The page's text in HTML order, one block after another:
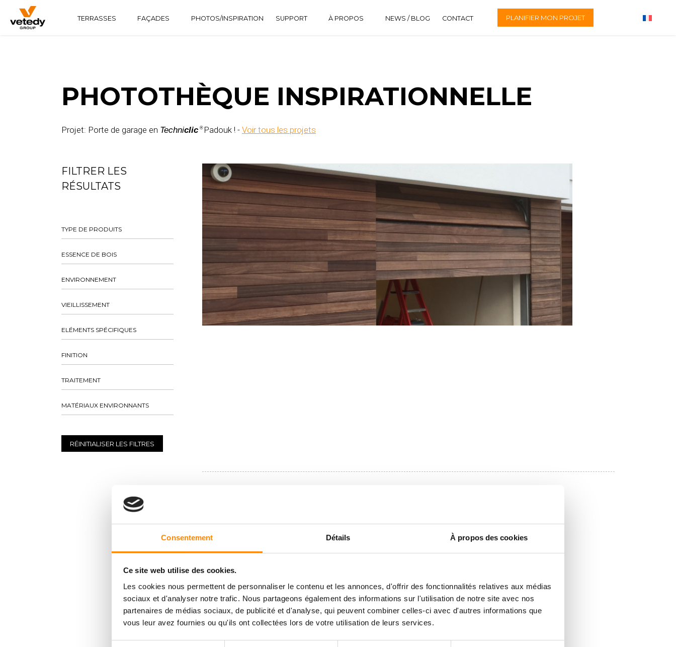
Consentement Détails À propos des cookies
Ce site web utilise des cookies.
Les cookies nous permettent de personnaliser le contenu et les annonces, d'offrir des fonctionnalités relatives aux médias
sociaux et d'analyser notre trafic. Nous partageons également des informations sur l'utilisation de notre site avec nos
partenaires de médias sociaux, de publicité et d'analyse, qui peuvent combiner celles-ci avec d'autres informations que
vous leur avez fournies ou qu'ils ont collectées lors de votre utilisation de leurs services.
TERRASSES
FAÇADES
PHOTOS/INSPIRATION
SUPPORT
À PROPOS
NEWS / BLOG CONTACT PLANIFIER MON PROJET
PHOTOTHÈQUE INSPIRATIONNELLE
Projet: Porte de garage en Techniclic ®Padouk ! - Voir tous les projets
FILTRER LES
RÉSULTATS
TYPE DE PRODUITS
ESSENCE DE BOIS
ENVIRONNEMENT
VIEILLISSEMENT
ELÉMENTS SPÉCIFIQUES
FINITION
TRAITEMENT
MATÉRIAUX ENVIRONNANTS
RÉINITIALISER LES FILTRES